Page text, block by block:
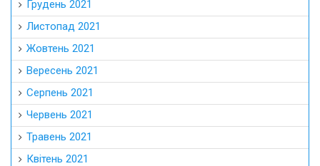
Грудень 2021
Листопад 2021
Жовтень 2021
Вересень 2021
Серпень 2021
Червень 2021
Травень 2021
Квітень 2021